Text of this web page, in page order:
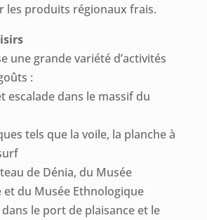
les produits régionaux frais.
une grande variété d’activités
:
escalade dans le massif du
tels que la voile, la planche à
de Dénia, du Musée
du Musée Ethnologique
le port de plaisance et le